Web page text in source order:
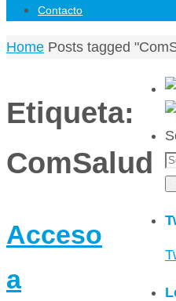
Contacto
Home Posts tagged
Etiqueta:
ComSalud
Acceso
a